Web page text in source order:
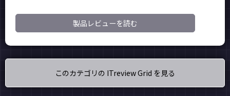
製品レビューを読む
このカテゴリの ITreview Grid を見る